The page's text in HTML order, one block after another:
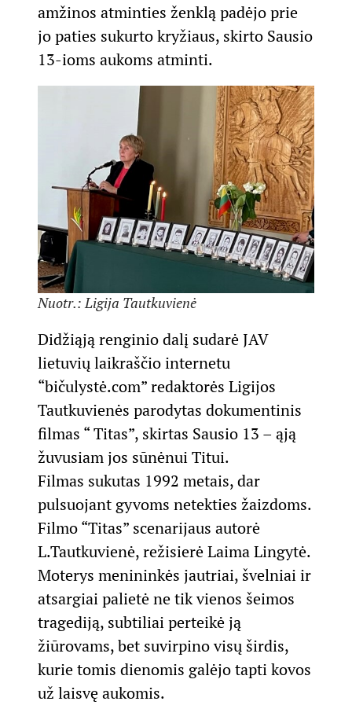
amžinos atminties ženklą padėjo prie
jo paties sukurto kryžiaus, skirto Sausio
13-ioms aukoms atminti.
Nuotr.: Ligija Tautkuvienė
Didžiąją renginio dalį sudarė JAV
lietuvių laikraščio internetu
“bičulystė.com” redaktorės Ligijos
Tautkuvienės parodytas dokumentinis
filmas “ Titas”, skirtas Sausio 13 – ąją
žuvusiam jos sūnėnui Titui.
Filmas sukutas 1992 metais, dar
pulsuojant gyvoms netekties žaizdoms.
Filmo “Titas” scenarijaus autorė
L.Tautkuvienė, režisierė Laima Lingytė.
Moterys menininkės jautriai, švelniai ir
atsargiai palietė ne tik vienos šeimos
tragediją, subtiliai perteikė ją
žiūrovams, bet suvirpino visų širdis,
kurie tomis dienomis galėjo tapti kovos
už laisvę aukomis.